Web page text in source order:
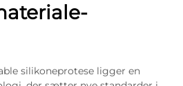
silikoneprotese ligger en